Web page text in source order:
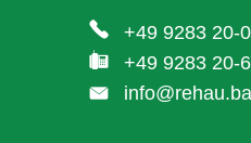
+49 9283 20-0
+49 9283 20-